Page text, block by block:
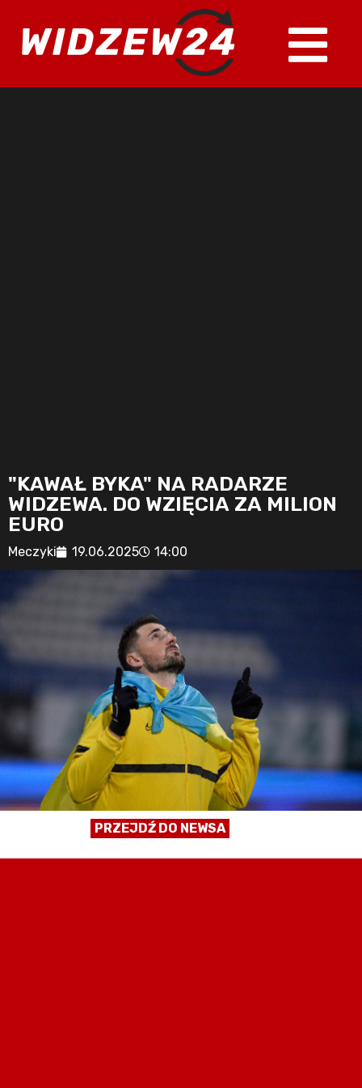
"KAWAŁ BYKA" NA RADARZE
WIDZEWA. DO WZIĘCIA ZA MILION
EURO
Meczyki 19.06.2025 14:00
PRZEJDŹ DO NEWSA